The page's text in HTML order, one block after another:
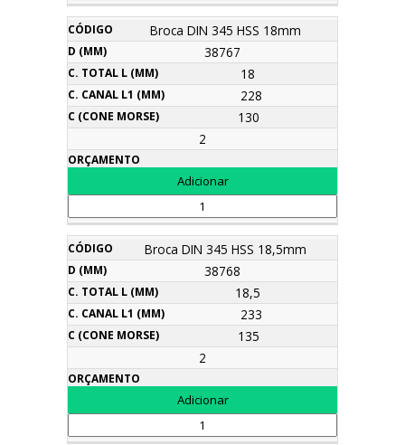
Broca DIN 345 HSS 18mm
38767
18
228
130
2
Broca DIN 345 HSS 18,5mm
38768
18,5
233
135
2